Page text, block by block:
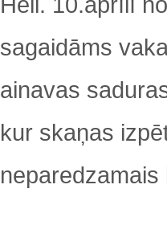
sagaidāms
ainavas
kur skaņas